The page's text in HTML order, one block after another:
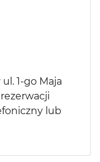
1-go Maja
lub